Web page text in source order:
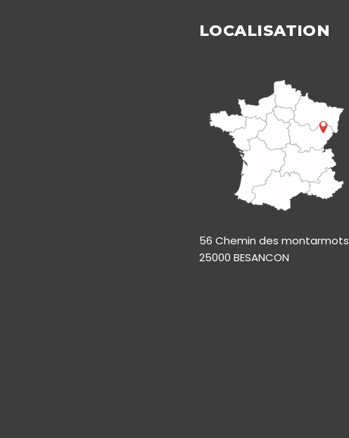
LOCALISATION
56 Chemin des montarmots
25000 BESANCON